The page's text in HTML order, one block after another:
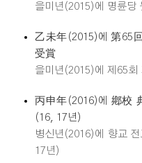
을미년(2015)에 명륜당
乙未年(2015)에 第65
受賞
을미년(2015)에 제65회
丙申年(2016)에 鄕校
(16, 17년)
병신년(2016)에 향교
17년)